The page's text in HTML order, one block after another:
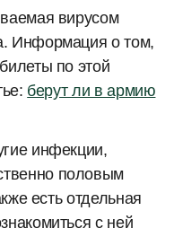
вирусом
Информация о том,
по этой
берут ли в армию
инфекции,
половым
есть отдельная
с ней